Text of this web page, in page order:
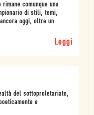
comunque una
di stili, temi,
oggi, oltre un
Leggi
del sottoproletariato,
e